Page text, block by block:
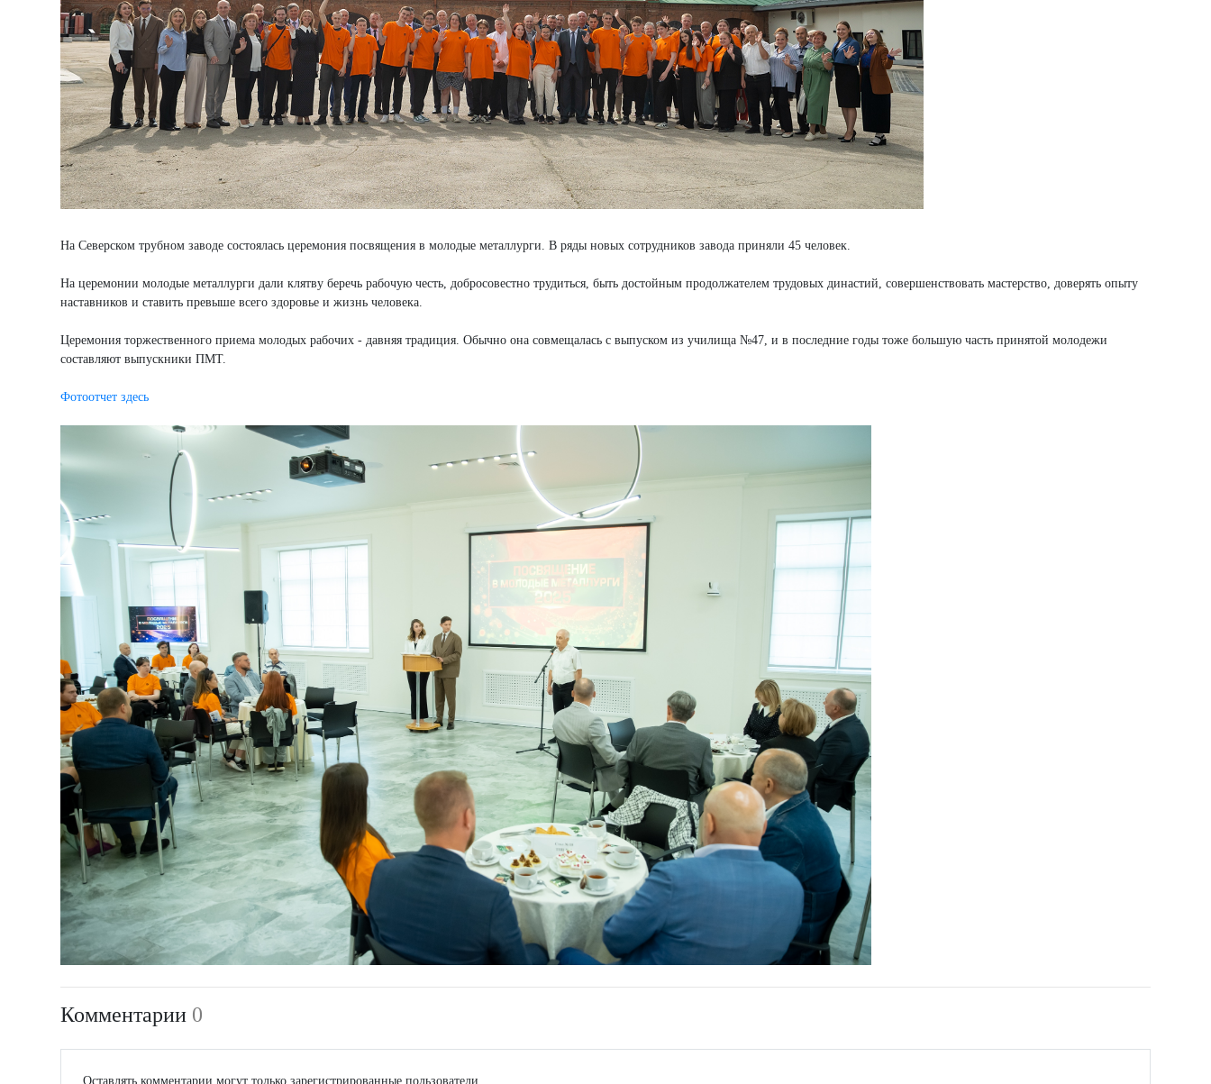
На Северском трубном заводе состоялась церемония посвящения в молодые металлурги. В ряды новых сотрудников завода приняли 45 человек.
На церемонии молодые металлурги дали клятву беречь рабочую честь, добросовестно трудиться, быть достойным продолжателем трудовых династий, совершенствовать мастерство, доверять опыту
наставников и ставить превыше всего здоровье и жизнь человека.
Церемония торжественного приема молодых рабочих - давняя традиция. Обычно она совмещалась с выпуском из училища №47, и в последние годы тоже большую часть принятой молодежи
составляют выпускники ПМТ.
Фотоотчет здесь
Комментарии 0
Оставлять комментарии могут только зарегистрированные пользователи.